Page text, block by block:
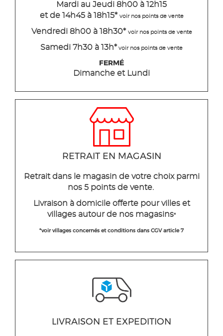
Mardi au Jeudi 8h00 à 12h15
et de 14h45 à 18h15* voir nos points de vente
Vendredi 8h00 à 18h30* voir nos points de vente
Samedi 7h30 à 13h* voir nos points de vente
FERMÉ
Dimanche et Lundi
RETRAIT EN MAGASIN
Retrait dans le magasin de votre choix parmi
nos 5 points de vente.
Livraison à domicile offerte pour villes et
villages autour de nos magasins*
*voir villages concernés et conditions dans CGV article 7
LIVRAISON ET EXPEDITION